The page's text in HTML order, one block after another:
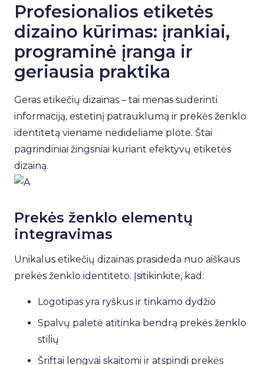
Profesionalios etiketės
dizaino kūrimas: įrankiai,
programinė įranga ir
geriausia praktika
Geras etikečių dizainas – tai menas suderinti
informaciją, estetinį patrauklumą ir prekės ženklo
identitetą viename nedideliame plote. Štai
pagrindiniai žingsniai kuriant efektyvų etiketės
dizainą.
Prekės ženklo elementų
integravimas
Unikalus etikečių dizainas prasideda nuo aiškaus
prekės ženklo identiteto. Įsitikinkite, kad:
Logotipas yra ryškus ir tinkamo dydžio
Spalvų paletė atitinka bendrą prekės ženklo
stilių
Šriftai lengvai skaitomi ir atspindi prekės